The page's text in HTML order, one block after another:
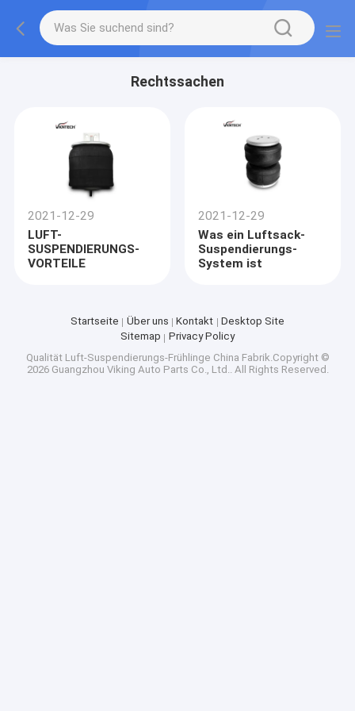
Rechtssachen
2021-12-29
LUFT-
SUSPENDIERUNGS-
VORTEILE
2021-12-29
Was ein Luftsack-
Suspendierungs-
System ist
Startseite Über uns Kontakt
Desktop Site
Sitemap
Privacy Policy
Qualität Luft-Suspendierungs-Frühlinge China Fabrik.Copyright ©
2026 Guangzhou Viking Auto Parts Co., Ltd.. All Rights Reserved.